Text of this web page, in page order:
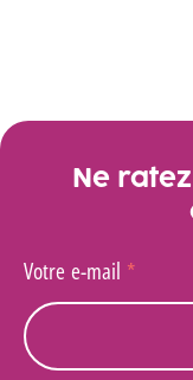
Ne
Votre e-mail *